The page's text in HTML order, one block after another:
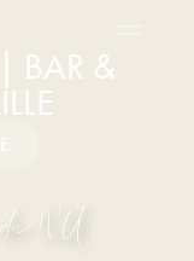
BAR &
du NŪ